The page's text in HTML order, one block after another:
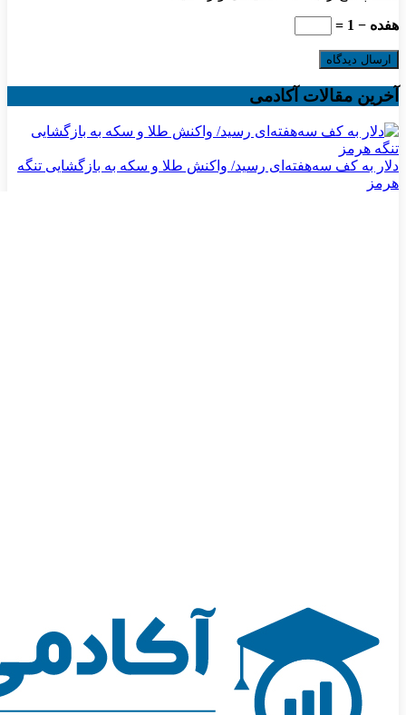
هفده − 1 =
آخرین مقالات آکادمی
دلار به کف سه‌هفته‌ای رسید/ واکنش طلا و سکه به بازگشایی تنگه
هرمز